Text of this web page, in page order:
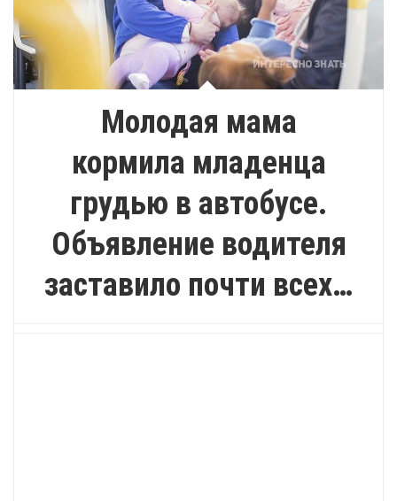
Молодая мама
кормила младенца
грудью в автобусе.
Объявление водителя
заставило почти всех…